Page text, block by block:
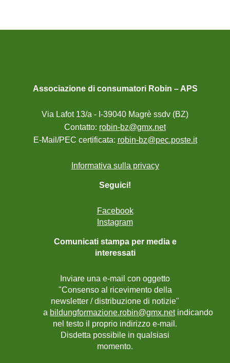
Associazione di consumatori Robin – APS
Via Lafot 13/a - I-39040 Magrè ssdv (BZ)
Contatto: robin-bz@gmx.net
E-Mail/PEC certificata: robin-bz@pec.poste.it
Informativa sulla privacy
Seguici!
Facebook
Instagram
Comunicati stampa per media e
interessati
Inviare una e-mail con oggetto
"Consenso al ricevimento della
newsletter / distribuzione di notizie"
a bildungformazione.robin@gmx.netindicando
nel testo il proprio indirizzo e-mail.
Disdetta possibile in qualsiasi
momento.